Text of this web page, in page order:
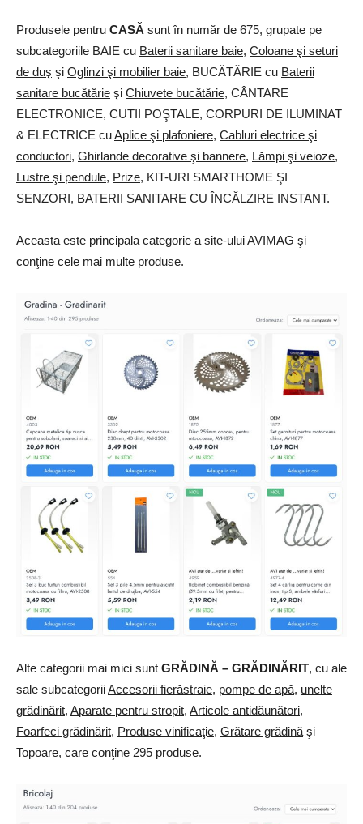
Produsele pentru CASĂ sunt în număr de 675, grupate pe
subcategoriile BAIE cu Baterii sanitare baie, Coloane şi seturi
de duş şi Oglinzi şi mobilier baie, BUCĂTĂRIE cu Baterii
sanitare bucătărie şi Chiuvete bucătărie, CÂNTARE
ELECTRONICE, CUTII POŞTALE, CORPURI DE ILUMINAT
& ELECTRICE cuAplice şi plafoniere, Cabluri electrice şi
conductori, Ghirlande decorative şi bannere, Lămpi şi veioze,
Lustre şi pendule, Prize, KIT-URI SMARTHOME ŞI
SENZORI, BATERII SANITARE CU ÎNCĂLZIRE INSTANT.
Aceasta este principala categorie a site-ului AVIMAG şi
conţine cele mai multe produse.
Alte categorii mai mici sunt GRĂDINĂ – GRĂDINĂRIT, cu ale
sale subcategoriiAccesorii fierăstraie, pompe de apă, unelte
grădinărit, Aparate pentru stropit, Articole antidăunători,
Foarfeci grădinărit, Produse vinificaţie, Grătare grădină şi
Topoare, care conţine 295 produse.